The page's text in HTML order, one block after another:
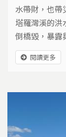
水帶財，也帶
塔羅灣溪的洪
倒橋毀，暴露
安山岩體持續
訊，政府急著
閱讀更多